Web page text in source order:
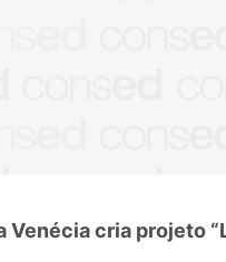
Venécia cria projeto